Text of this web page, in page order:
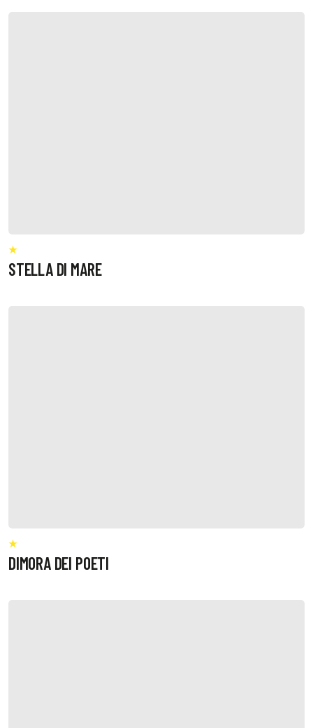
STELLA DI MARE
DIMORA DEI POETI